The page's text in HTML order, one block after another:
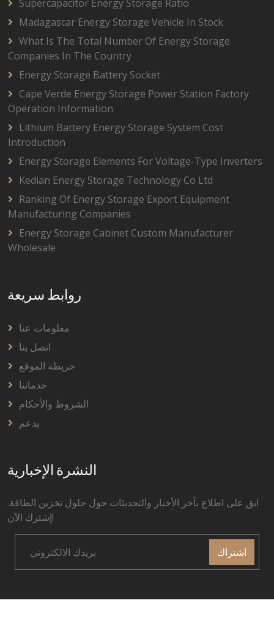
Supercapacitor Energy Storage Ratio
Madagascar Energy Storage Vehicle In Stock
What Is The Total Number Of Energy Storage
Companies In The Country
Energy Storage Battery Socket
Cape Verde Energy Storage Power Station Factory
Operation Information
Lithium Battery Energy Storage System Cost
Introduction
Energy Storage Elements For Voltage-Type Inverters
Kedian Energy Storage Technology Co Ltd
Ranking Of Energy Storage Export Equipment
Manufacturing Companies
Energy Storage Cabinet Custom Manufacturer
Wholesale
روابط سريعة
معلومات عنا
اتصل بنا
خريطة الموقع
خدماتنا
الشروط والأحكام
يدعم
النشرة الإخبارية
ابق على اطلاع بآخر الأخبار والتحديثات حول حلول تخزين الطاقة.
إشترك الآن!
اشتراك